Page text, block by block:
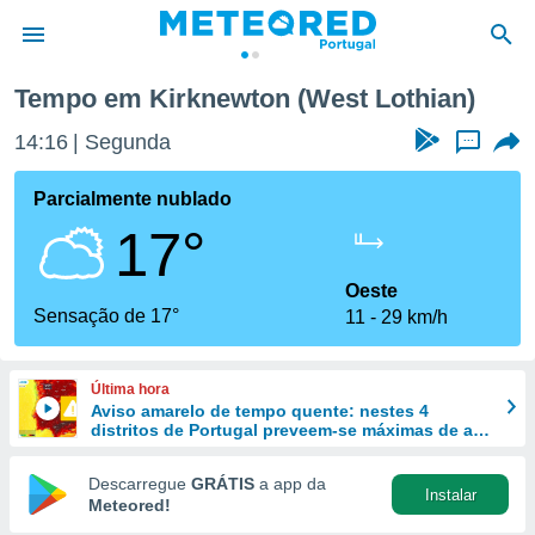
da
foi
fornecidas
a este
das
e
forma
digital
Tempo em Kirknewton (West Lothian)
14:16 Segunda ...
Parcialmente nublado
17°
Sensação de 17°
Oeste
11
29 km/h
Última hora
Aviso amarelo de tempo quente: nestes 4
distritos de Portugal preveem-se máximas de até
Descarregue GRÁTIS a app da
Meteored!
Instalar